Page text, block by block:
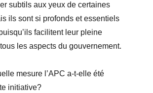
subtils aux yeux de certaines
ils sont si profonds et essentiels
facilitent leur pleine
les aspects du gouvernement.
mesure l’APC a-t-elle été
initiative?